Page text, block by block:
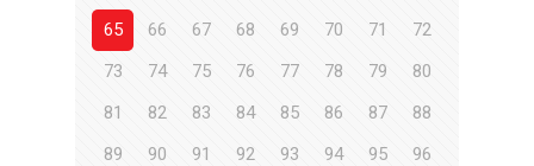
65
66 67 68 69 70 71
72
73
74 75 76 77 78 79
80
81
82 83 84 85 86 87
88
89
90 91 92 93 94 95
96